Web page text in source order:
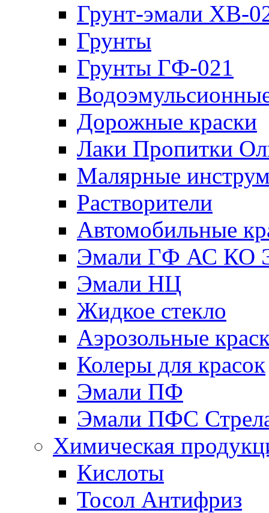
Грунт-эмали ХВ-
Грунты
Грунты ГФ-021
Дорожные краски
Лаки Пропитки
Малярные
Растворители
Автомобильные
Эмали ГФ АС КО
Эмали НЦ
Жидкое стекло
Аэрозольные
Колеры для красок
Эмали ПФ
Эмали ПФС
Химическая
Кислоты
Тосол Антифриз